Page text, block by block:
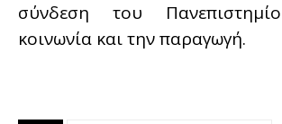
σύνδεση του
κοινωνία και την παραγωγή.